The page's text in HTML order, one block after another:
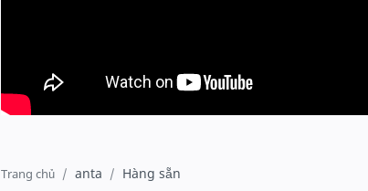
Trang chủ anta Hàng sẵn